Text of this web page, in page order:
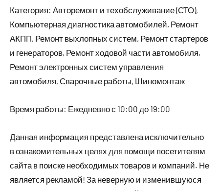
Категория: Авторемонт и техобслуживание (СТО),
Компьютерная диагностика автомобилей, Ремонт
АКПП, Ремонт выхлопных систем, Ремонт стартеров
и генераторов, Ремонт ходовой части автомобиля,
Ремонт электронных систем управления
автомобиля, Сварочные работы, Шиномонтаж
Время работы: Ежедневно с 10:00 до 19:00
Данная информация представлена исключительно
в ознакомительных целях для помощи посетителям
сайта в поиске необходимых товаров и компаний. Не
является рекламой! За неверную и изменившуюся